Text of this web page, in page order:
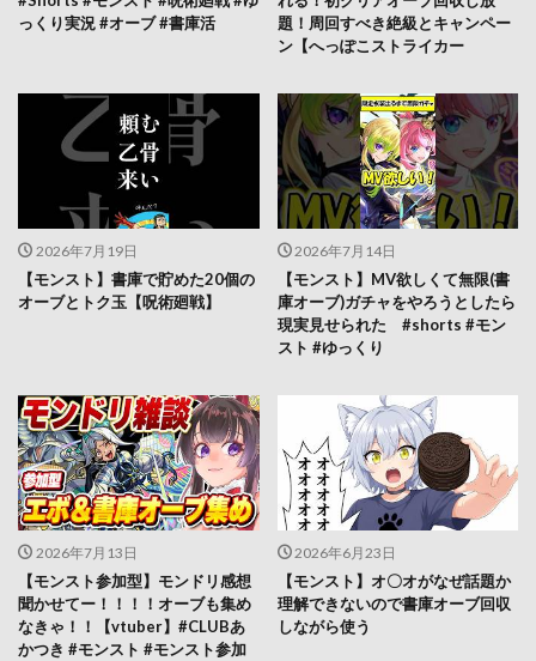
っくり実況 #オーブ #書庫活
題！周回すべき絶級とキャンペー
ン【へっぽこストライカー
2026年7月19日
【モンスト】書庫で貯めた20個の
オーブとトク玉【呪術廻戦】
2026年7月14日
【モンスト】MV欲しくて無限(書
庫オーブ)ガチャをやろうとしたら
現実見せられた #shorts #モン
スト #ゆっくり
2026年7月13日
【モンスト参加型】モンドリ感想
聞かせてー！！！！オーブも集め
なきゃ！！【vtuber】#CLUBあ
かつき #モンスト #モンスト参加
2026年6月23日
【モンスト】オ〇オがなぜ話題か
理解できないので書庫オーブ回収
しながら使う